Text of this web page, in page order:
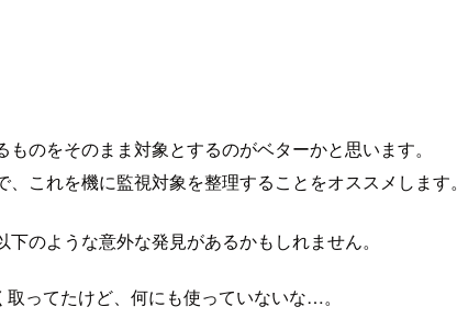
のをそのまま対象とするのがベターかと思います。
これを機に監視対象を整理することをオススメします。
のような意外な発見があるかもしれません。
ってたけど、何にも使っていないな…。